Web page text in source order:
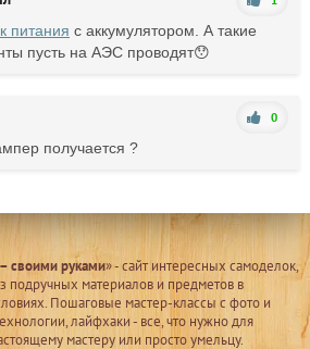
питания с аккумулятором. А такие
пусть на АЭС проводят😯
0
получается ?
своими руками» - сайт интересных самоделок,
подручных материалов и предметов в
Пошаговые мастер-классы с фото и
лайфхаки - все, что нужно для
мастеру или просто умельцу.